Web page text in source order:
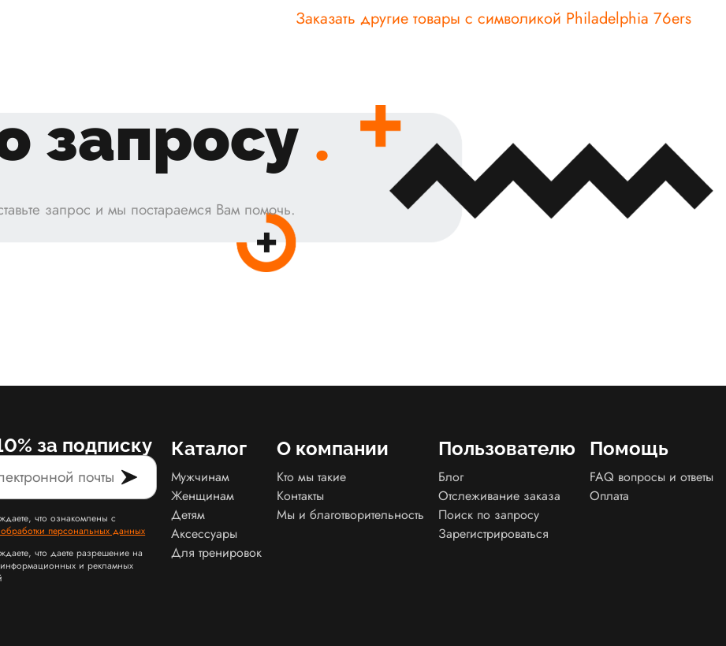
Заказать другие товары с символикой Philadelphia 76ers
запросу .
запрос и мы постараемся Вам помочь.
за подписку
что ознакомлены с
персональных данных
что даете разрешение на
и рекламных
Каталог
Мужчинам
Женщинам
Детям
Аксессуары
Для тренировок
О компании
Кто мы такие
Контакты
Мы и благотворительность
Пользователю
Блог
Отслеживание заказа
Поиск по запросу
Зарегистрироваться
Помощь
FAQ вопросы и ответы
Оплата